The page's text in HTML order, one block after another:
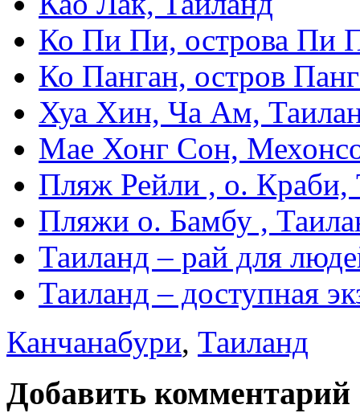
Ко Пи Пи, острова Пи
Ко Панган, остров
Хуа Хин, Ча Ам,
Мае Хонг Сон,
Пляж Рейли , о. Краби,
Пляжи о. Бамбу ,
Таиланд – рай для
Таиланд – доступная
Канчанабури, Таиланд
Добавить комментарий